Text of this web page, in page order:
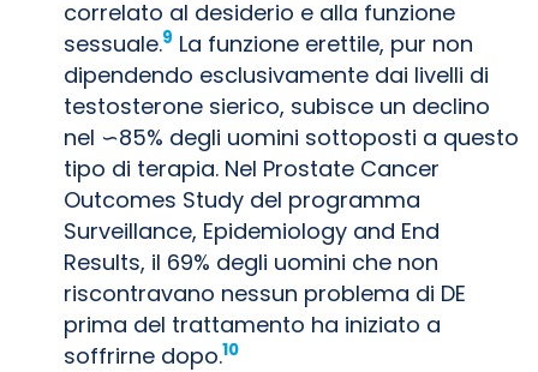
correlato al desiderio e alla funzione
sessuale.9 La funzione erettile, pur non
dipendendo esclusivamente dai livelli di
testosterone sierico, subisce un declino
nel ∽85% degli uomini sottoposti a questo
tipo di terapia. Nel Prostate Cancer
Outcomes Study del programma
Surveillance, Epidemiology and End
Results, il 69% degli uomini che non
riscontravano nessun problema di DE
prima del trattamento ha iniziato a
soffrirne dopo.10